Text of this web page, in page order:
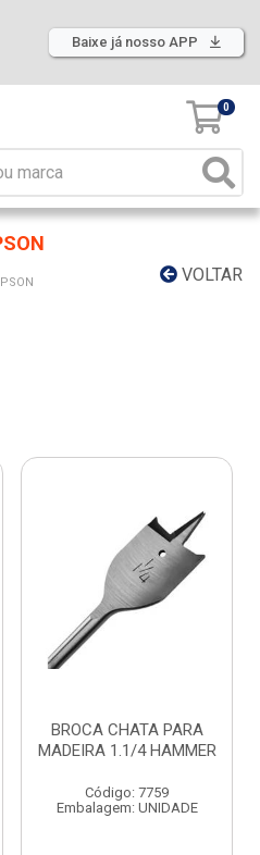
Baixe já nosso APP
0
VOLTAR
BROCA CHATA PARA
MADEIRA 1.1/4 HAMMER
Código: 7759
Embalagem: UNIDADE